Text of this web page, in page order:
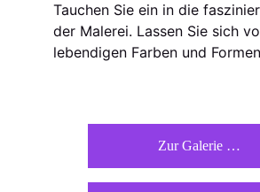
Tauchen Sie ein in die
der Malerei. Lassen Sie sich
lebendigen Farben und
Zur Galerie …